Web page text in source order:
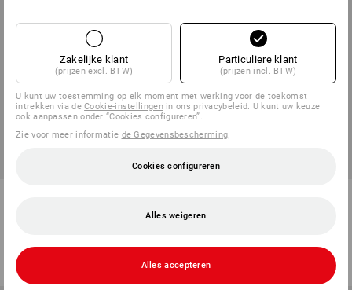
€ 51,91
(incl. BTW) v.a. 6 sets
v.a. € 54,33
Zakelijke klant
(prijzen excl. BTW)
Particuliere klant
(prijzen incl. BTW)
U kunt uw toestemming op elk moment met werking voor de toekomst
intrekken via deCookie-instellingenin ons privacybeleid. U kunt uw keuze
ook aanpassen onder “Cookies configureren”.
Zie voor meer informatie de Gegevensbescherming.
Cookies configureren
Alles weigeren
Alles accepteren